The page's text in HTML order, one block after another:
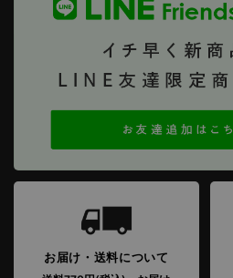
お届け・送料について